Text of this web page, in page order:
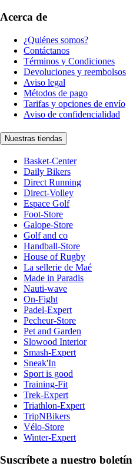
Acerca de
¿Quiénes somos?
Contáctanos
Términos y Condiciones
Devoluciones y reembolsos
Aviso legal
Métodos de pago
Tarifas y opciones de envío
Aviso de confidencialidad
Nuestras tiendas
Basket-Center
Daily Bikers
Direct Running
Direct-Volley
Espace Golf
Foot-Store
Galope-Store
Golf and co
Handball-Store
House of Rugby
La sellerie de Maé
Made in Paradis
Nauti-wave
On-Fight
Padel-Expert
Pecheur-Store
Pet and Garden
Slowood Interior
Smash-Expert
Sneak'In
Sport is good
Training-Fit
Trek-Expert
Triathlon-Expert
TripNBikers
Vélo-Store
Winter-Expert
Suscríbete a nuestro boletín